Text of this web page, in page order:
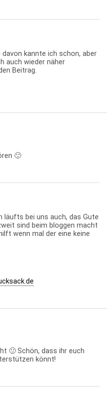
kannte ich schon, aber
auch wieder näher
Beitrag.
🙂
läufts bei uns auch, das Gute
sind beim bloggen macht
wenn mal der eine keine
🙂 Schön, dass ihr euch
könnt!